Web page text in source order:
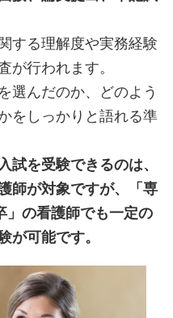
する理解度や実務経験
が行われます。
選んだのか、どのよう
をしっかりと語れる準
試を受験できるのは、
師が対象ですが、「専
」の看護師でも一定の
が可能です。